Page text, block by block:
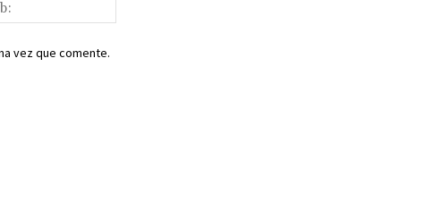
web:
vez que comente.